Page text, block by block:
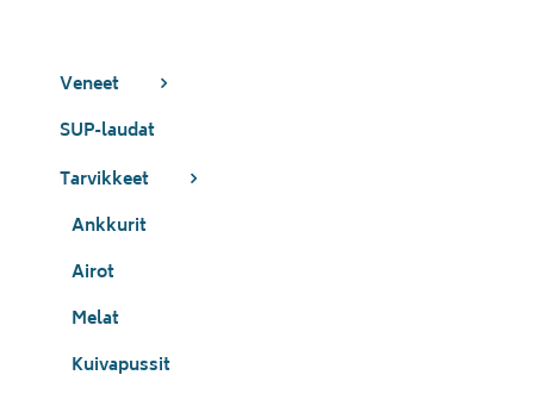
Veneet
SUP-laudat
Tarvikkeet
Ankkurit
Airot
Melat
Kuivapussit